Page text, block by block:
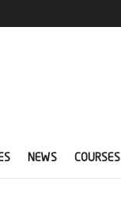
NEWS COURSES